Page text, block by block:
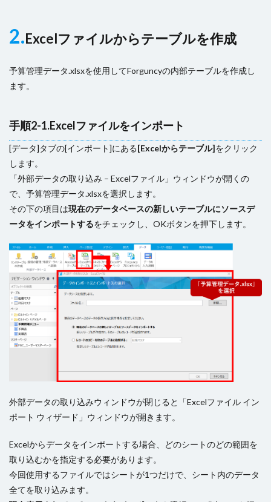
2.Excelファイルからテーブルを作成
予算管理データ.xlsxを使用してForguncyの内部テーブルを作成し
ます。
手順2-1.Excelファイルをインポート
[データ]タブの[インポート]にある[Excelからテーブル]をクリック
します。
「外部データの取り込み – Excelファイル」ウィンドウが開くの
で、予算管理データ.xlsxを選択します。
その下の項目は現在のデータベースの新しいテーブルにソースデ
ータをインポートするをチェックし、OKボタンを押下します。
外部データの取り込みウィンドウが閉じると「Excelファイル イン
ポート ウィザード」ウィンドウが開きます。
Excelからデータをインポートする場合、どのシートのどの範囲を
取り込むかを指定する必要があります。
今回使用するファイルではシートが1つだけで、シート内のデータ
全てを取り込みます。